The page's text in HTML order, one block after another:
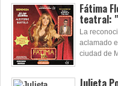
Fátima
teatral:
La
aclamado
ciudad de
Julieta